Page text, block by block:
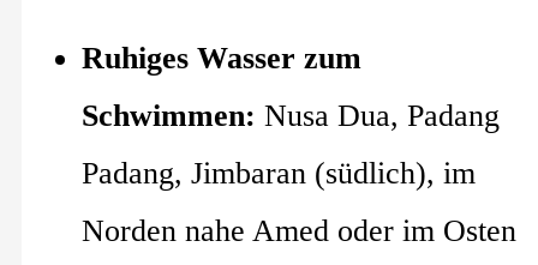
Ruhiges Wasser zum
Schwimmen: Nusa Dua, Padang
Padang, Jimbaran (südlich), im
Norden nahe Amed oder im Osten